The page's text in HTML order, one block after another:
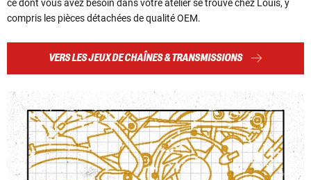
ce dont vous avez besoin dans votre atelier se trouve chez Louis, y
compris les pièces détachées de qualité OEM.
VERS LES JEUX DE CHAÎNES & TRANSMISSIONS